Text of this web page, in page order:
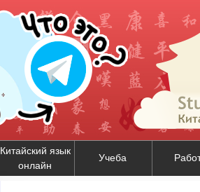
Китайский язык
онлайн
Учеба